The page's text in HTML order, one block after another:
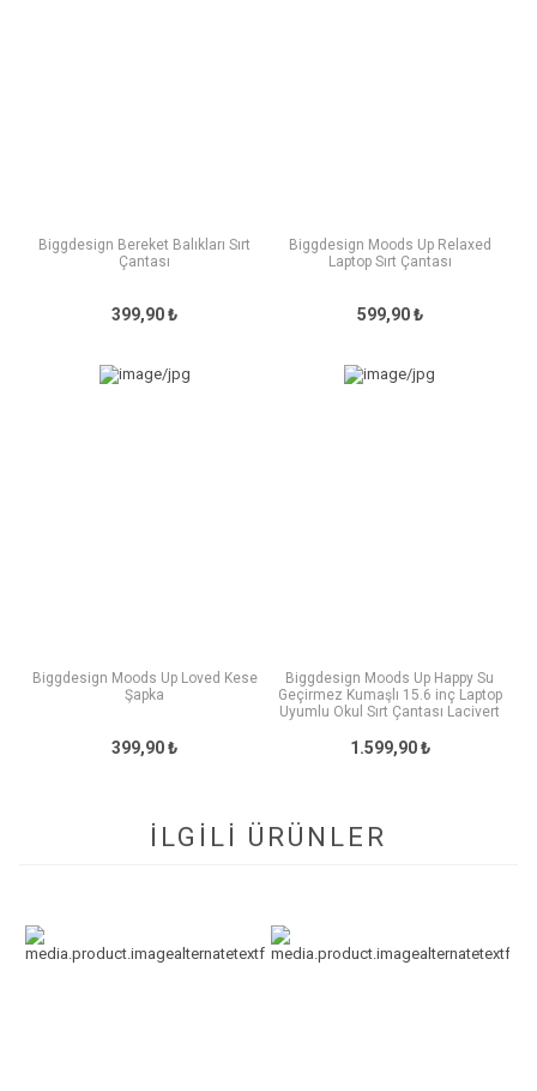
Biggdesign Bereket Balıkları Sırt
Çantası
399,90 ₺
Biggdesign Moods Up Relaxed
Laptop Sırt Çantası
599,90 ₺
Biggdesign Moods Up Loved Kese
Şapka
399,90 ₺
Biggdesign Moods Up Happy Su
Geçirmez Kumaşlı 15.6 inç Laptop
Uyumlu Okul Sırt Çantası Lacivert
1.599,90 ₺
İLGİLİ ÜRÜNLER